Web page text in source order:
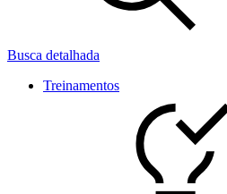
Busca detalhada
Treinamentos